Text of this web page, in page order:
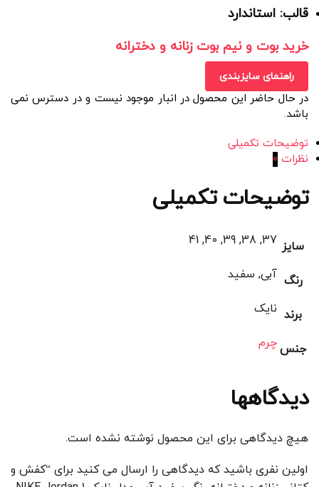
قالب: استاندارد
خرید بوت و نیم بوت زنانه و دخترانه
راهنمای سایزبندی
در حال حاضر این محصول در انبار موجود نیست و در دسترس نمی
باشد.
توضیحات تکمیلی
نظرات 0
توضیحات تکمیلی
سایز 37, 38, 39, 40, 41
رنگ آبی, سفید
برند نایک
جنسچرم
دیدگاهها
هیچ دیدگاهی برای این محصول نوشته نشده است.
اولین نفری باشید که دیدگاهی را ارسال می کنید برای “کفش و